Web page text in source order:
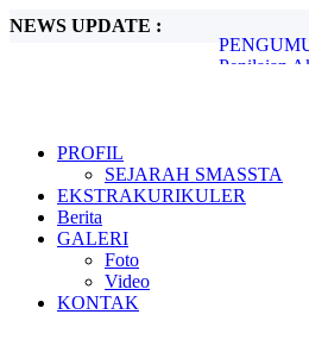
NEWS UPDATE :
Penilaian
Tiga Siswa
Hari
PROFIL
SEJARAH SMASSTA
EKSTRAKURIKULER
Berita
GALERI
Foto
Video
KONTAK